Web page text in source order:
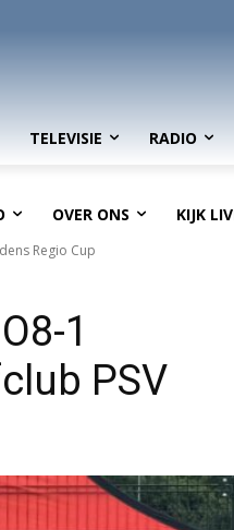
TELEVISIE RADIO
OVER ONS KIJK
Regio Cup
1
PSV